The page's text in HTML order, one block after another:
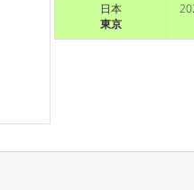
日本
東京